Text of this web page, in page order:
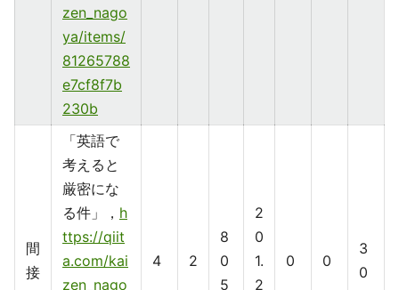
zen_nago
ya/items/
81265788
e7cf8f7b
230b
間
接
「英語で
考えると
厳密にな
る件」， h
ttps://qiit
a.com/kai
zen_nago
4 2
8
0
5
2
0
1.
2
0 0
3
0